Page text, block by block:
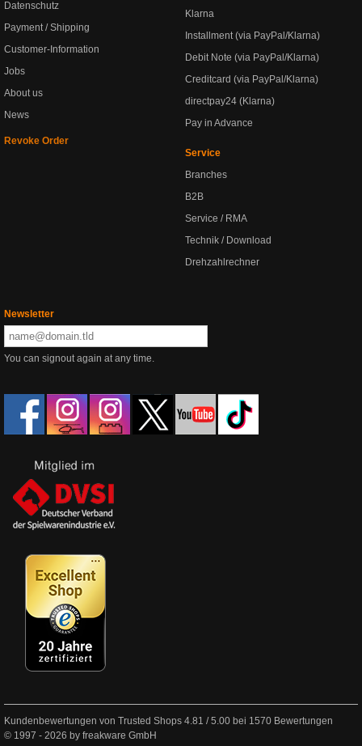
Datenschutz
Payment / Shipping
Customer-Information
Jobs
About us
News
Revoke Order
Klarna
Installment (via PayPal/Klarna)
Debit Note (via PayPal/Klarna)
Creditcard (via PayPal/Klarna)
directpay24 (Klarna)
Pay in Advance
Service
Branches
B2B
Service / RMA
Technik / Download
Drehzahlrechner
Newsletter
You can signout again at any time.
Kundenbewertungen von Trusted Shops 4.81 /5.00 bei 1570 Bewertungen
© 1997 - 2026 by freakware GmbH